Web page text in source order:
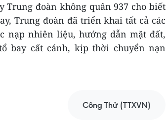
Trung đoàn không quân 937 cho biết
Trung đoàn đã triển khai tất cả các
nạp nhiên liệu, hướng dẫn mặt đất,
bay cất cánh, kịp thời chuyển nạn
Công Thử (TTXVN)